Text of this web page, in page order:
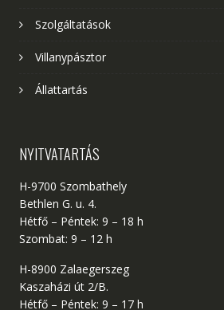
Szolgáltatások
Villanypásztor
Állattartás
NYITVATARTÁS
H-9700 Szombathely
Bethlen G. u. 4.
Hétfő – Péntek: 9 – 18 h
Szombat: 9 – 12 h
H-8900 Zalaegerszeg
Kaszaházi út 2/B.
Hétfő – Péntek: 9 – 17 h